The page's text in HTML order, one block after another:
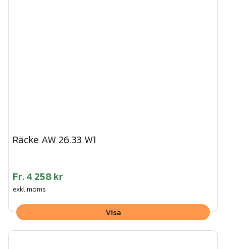
Räcke AW 26.33 W1
Fr.4 258 kr
exkl.moms
Visa